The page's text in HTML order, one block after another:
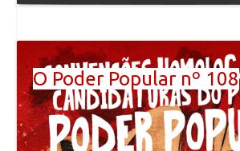
O Poder Popular nº 108